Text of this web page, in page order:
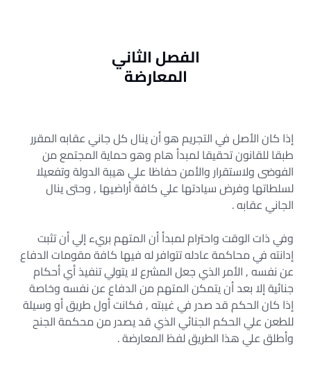
الفصل الثاني
المعارضة
إذا كان الأصل في التجريم هو أن ينال كل جاني عقابه المقرر
طبقا للقانون تحقيقا لمبدأ هام وهو حماية المجتمع من
الفوضى ولاستقرار والأمن حفاظا علي هيبة الدولة وتفعيلا
لسلطاتها وفرض سيادتها علي كافة أراضيها , وحتى ينال
الجاني عقابه .
وفي ذات الوقت واحترام لمبدأ أن المتهم بريء إلي أن تثبت
إدانته في محاكمة عادله تتوافر له فيها كافة مقومات الدفاع
عن نفسه , الأمر الذي جعل المشرع لا يتولي تنفيذ أي أحكام
جنائية إلا بعد أن يتمكن المتهم من الدفاع عن نفسه وخاصة
إذا كان الحكم قد صدر في غيبته , فكانت أول طريق أو وسيلة
للطعن علي الحكم الجنائي الذي قد يصدر من محكمة الجنح
وأطلق علي هذا الطريق لفظ المعارضة .